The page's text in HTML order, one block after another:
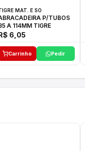
MAT. E SO
P/TUBOS
A 114MM TIGRE
6,05
Carrinho Pedir